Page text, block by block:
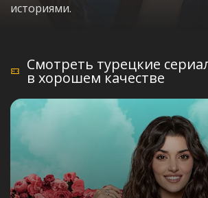
историями.
Смотреть турецкие
в хорошем качестве